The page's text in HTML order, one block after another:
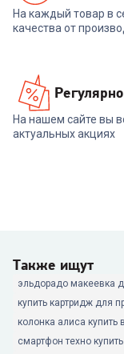
На каждый товар в
качества от
На нашем сайте вы
актуальных акциях
Также ищут
эльдорадо макеевка
купить картридж для
колонка алиса купить
смартфон техно